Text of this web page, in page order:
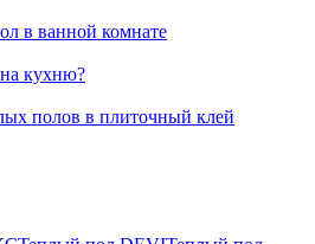
в ванной комнате
кухню?
полов в плиточный клей